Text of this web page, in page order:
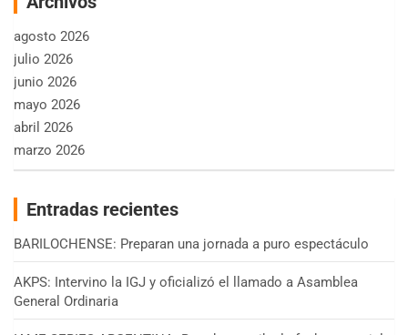
agosto 2026
julio 2026
junio 2026
mayo 2026
abril 2026
marzo 2026
Entradas recientes
BARILOCHENSE: Preparan una jornada a puro espectáculo
AKPS: Intervino la IGJ y oficializó el llamado a Asamblea
General Ordinaria